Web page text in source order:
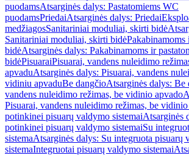
puodamsAtsarginės dalys: Pastatomiems WC
puodamsPriedaiAtsarginės dalys: Priedai
medžiagosSanitariniai moduliai, skirti bidė
Sanitariniai moduliai, skirti bidėPakabinamoms
bidėAtsarginės dalys: Pakabinamoms ir
bidėPisuaraiPisuarai, vandens nuleidimo
apvaduAtsarginės dalys: Pisuarai, vandens
vidiniu apvaduBe dangčioAtsarginės dalys: Be
vandens nuleidimo režimas, be vidinio apvado
Pisuarai, vandens nuleidimo režimas, be
potinkinei pisuarų valdymo sistemaiAtsarginės
potinkinei pisuarų valdymo sistemaiSu
sistemaAtsarginės dalys: Su integruota pisuarų
sistemaIntegruotai pisuarų valdymo sistemai